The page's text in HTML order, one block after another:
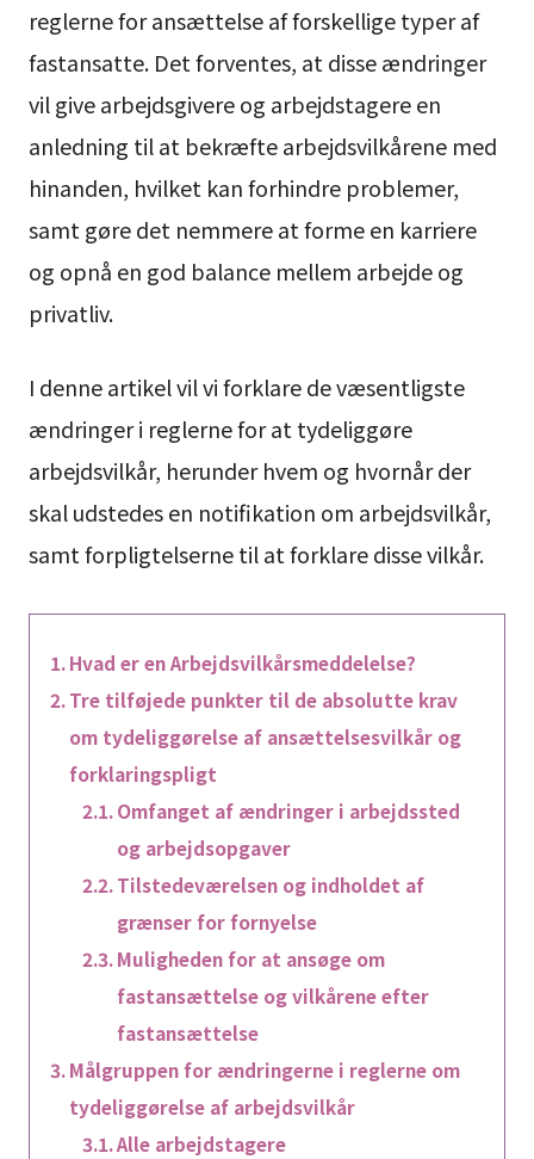
reglerne for ansættelse af forskellige typer af
fastansatte. Det forventes, at disse ændringer
vil give arbejdsgivere og arbejdstagere en
anledning til at bekræfte arbejdsvilkårene med
hinanden, hvilket kan forhindre problemer,
samt gøre det nemmere at forme en karriere
og opnå en god balance mellem arbejde og
privatliv.
I denne artikel vil vi forklare de væsentligste
ændringer i reglerne for at tydeliggøre
arbejdsvilkår, herunder hvem og hvornår der
skal udstedes en notifikation om arbejdsvilkår,
samt forpligtelserne til at forklare disse vilkår.
Hvad er en Arbejdsvilkårsmeddelelse?
Tre tilføjede punkter til de absolutte krav
om tydeliggørelse af ansættelsesvilkår og
forklaringspligt
Omfanget af ændringer i arbejdssted
og arbejdsopgaver
Tilstedeværelsen og indholdet af
grænser for fornyelse
Muligheden for at ansøge om
fastansættelse og vilkårene efter
fastansættelse
Målgruppen for ændringerne i reglerne om
tydeliggørelse af arbejdsvilkår
Alle arbejdstagere